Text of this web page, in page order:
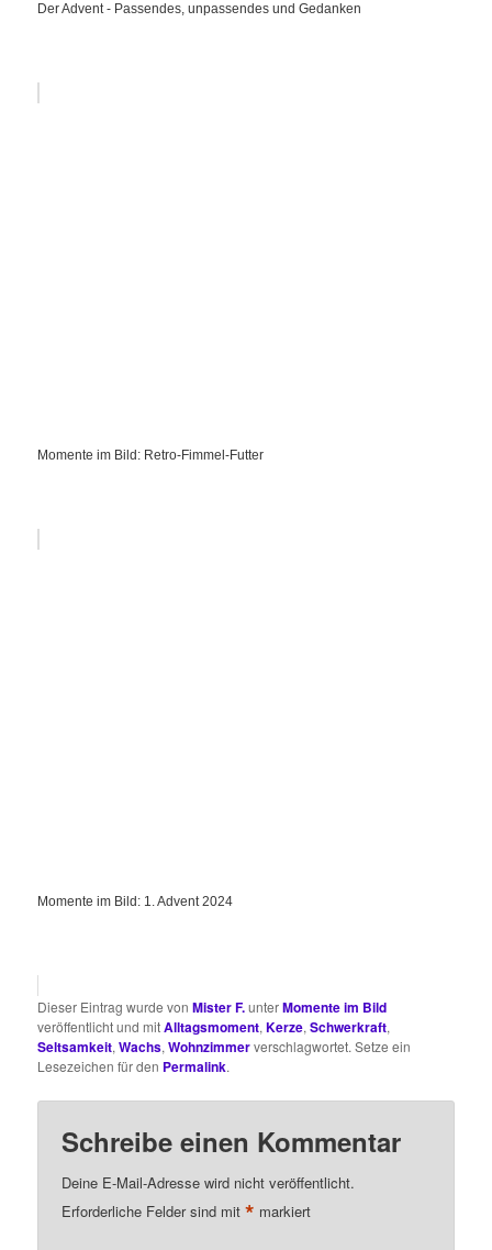
Der Advent - Passendes, unpassendes und Gedanken
Momente im Bild: Retro-Fimmel-Futter
Momente im Bild: 1. Advent 2024
Dieser Eintrag wurde vonMister F.unterMomente im Bild
veröffentlicht und mitAlltagsmoment,Kerze,Schwerkraft,
Seltsamkeit,Wachs,Wohnzimmerverschlagwortet. Setze ein
Lesezeichen für den Permalink.
Schreibe einen Kommentar
Deine E-Mail-Adresse wird nicht veröffentlicht.
Erforderliche Felder sind mit* markiert